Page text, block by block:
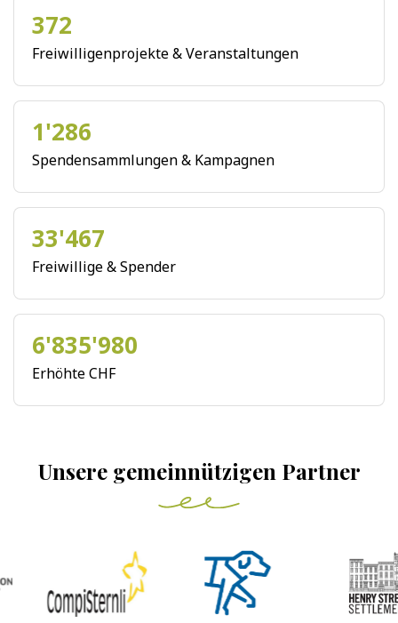
372
Freiwilligenprojekte & Veranstaltungen
1'286
Spendensammlungen & Kampagnen
33'467
Freiwillige & Spender
6'835'980
Erhöhte CHF
Unsere gemeinnützigen Partner